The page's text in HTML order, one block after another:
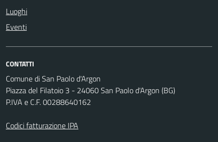
Luoghi
Eventi
CONTATTI
Comune di San Paolo d'Argon
Piazza del Filatoio 3 - 24060 San Paolo d'Argon (BG)
P.IVA e C.F. 00288640162
Codici fatturazione IPA